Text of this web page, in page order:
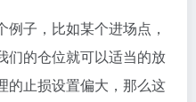
子，比如某个进场点，
们的仓位就可以适当的放
的止损设置偏大，那么这